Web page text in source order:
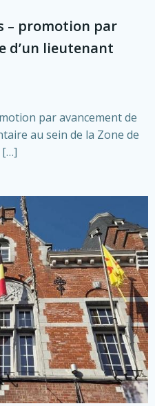
– promotion par
d’un lieutenant
par avancement de
au sein de la Zone de
[…]